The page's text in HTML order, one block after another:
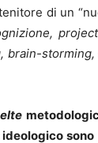
di un
brain-